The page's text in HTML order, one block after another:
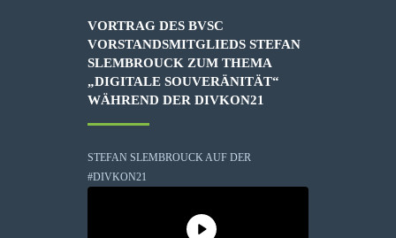
VORTRAG DES BVSC
VORSTANDSMITGLIEDS STEFAN
SLEMBROUCK ZUM THEMA
„DIGITALE SOUVERÄNITÄT“
WÄHREND DER DIVKON21
STEFAN SLEMBROUCK AUF DER
#DIVKON21